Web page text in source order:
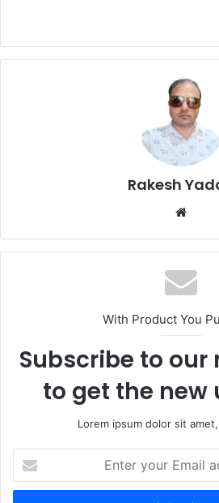
Rakesh
b
s
i
e
With Product You
Subscribe to
to get the new
Lorem ipsum dolor sit
t